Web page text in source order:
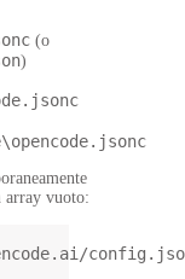
(o
)
array vuoto: